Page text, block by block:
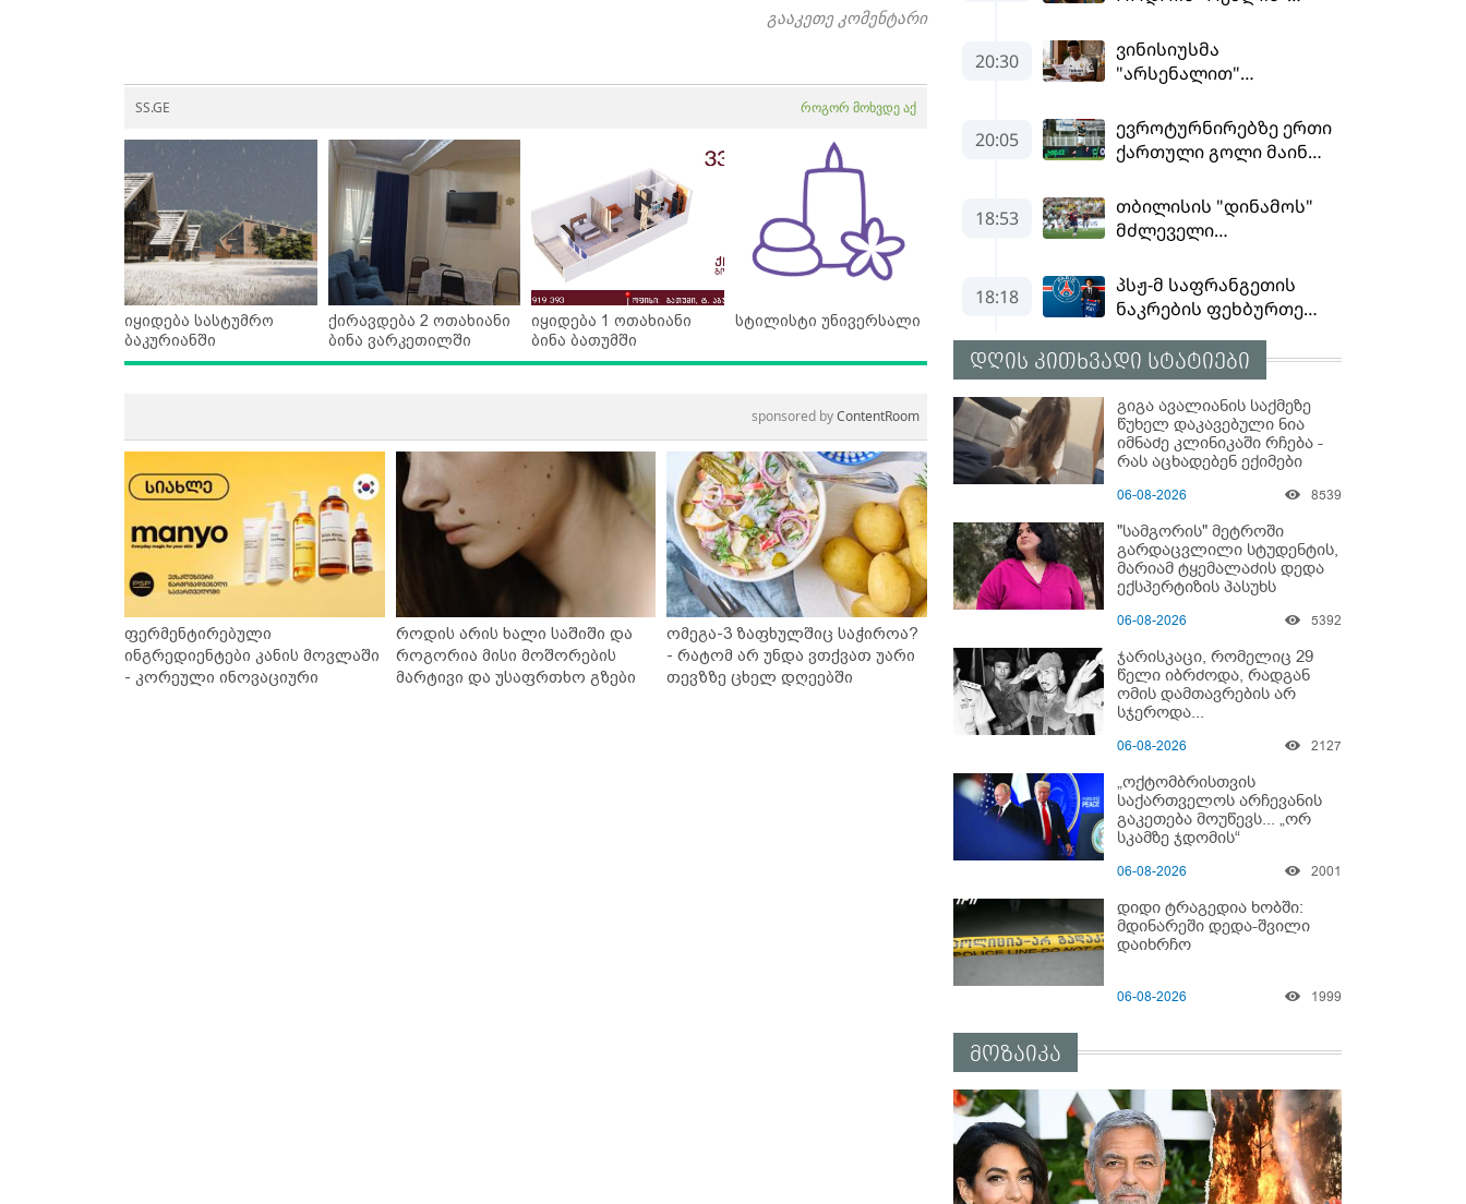
გააკეთე კომენტარი
SS.GE როგორ მოხვდე აქ
იყიდება სასტუმრო
ბაკურიანში
ქირავდება 2 ოთახიანი
ბინა ვარკეთილში
იყიდება 1 ოთახიანი
ბინა ბათუმში
სტილისტი უნივერსალი
sponsored byContentRoom
ფერმენტირებული
ინგრედიენტები კანის მოვლაში
- კორეული ინოვაციური
როდის არის ხალი საშიში და
როგორია მისი მოშორების
მარტივი და უსაფრთხო გზები
ომეგა-3 ზაფხულშიც საჭიროა?
- რატომ არ უნდა ვთქვათ უარი
თევზზე ცხელ დღეებში
დღის კითხვადი სტატიები
გიგა ავალიანის საქმეზე
წუხელ დაკავებული ნია
იმნაძე კლინიკაში რჩება -
რას აცხადებენ ექიმები
06-08-2026 8539
"სამგორის" მეტროში
გარდაცვლილი სტუდენტის,
მარიამ ტყემალაძის დედა
ექსპერტიზის პასუხს
გოგონას გარდაცვალების
06-08-2026 5392
ჯარისკაცი, რომელიც 29
წელი იბრძოდა, რადგან
ომის დამთავრების არ
სჯეროდა...
06-08-2026 2127
„ოქტომბრისთვის
საქართველოს არჩევანის
გაკეთება მოუწევს... „ორ
სკამზე ჯდომის“
დასრულდეს“ - მირიან
06-08-2026 2001
დიდი ტრაგედია ხობში:
მდინარეში დედა-შვილი
დაიხრჩო
06-08-2026 1999
მოზაიკა